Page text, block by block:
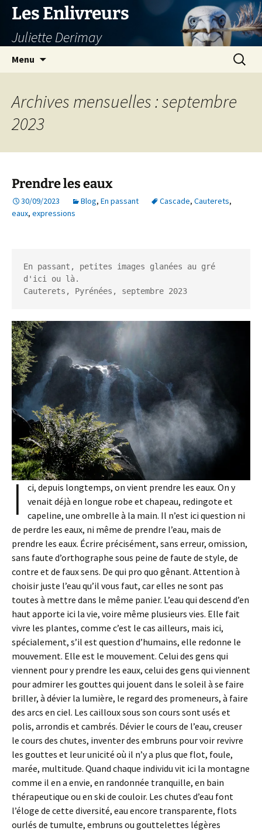
Aller
contenu
Les Enlivreurs
Juliette Derimay
Menu
Archives mensuelles : septembre
2023
Prendre les eaux
30/09/2023 Blog, En passant Cascade, Cauterets,
eaux, expressions
En passant, petites images glanées au gré
d'ici ou là.
Cauterets, Pyrénées, septembre 2023
I ci, depuis longtemps, on vient prendre les eaux. On y
venait déjà en longue robe et chapeau, redingote et
capeline, une ombrelle à la main. Il n’est ici question ni
de perdre les eaux, ni même de prendre l’eau, mais de
prendre les eaux. Écrire précisément, sans erreur, omission,
sans faute d’orthographe sous peine de faute de style, de
contre et de faux sens. De qui pro quo gênant. Attention à
choisir juste l’eau qu’il vous faut, car elles ne sont pas
toutes à mettre dans le même panier. L’eau qui descend d’en
haut apporte ici la vie, voire même plusieurs vies. Elle fait
vivre les plantes, comme c’est le cas ailleurs, mais ici,
spécialement, s’il est question d’humains, elle redonne le
mouvement. Elle est le mouvement. Celui des gens qui
viennent pour y prendre les eaux, celui des gens qui viennent
pour admirer les gouttes qui jouent dans le soleil à se faire
briller, à dévier la lumière, le regard des promeneurs, à faire
des arcs en ciel. Les cailloux sous son cours sont usés et
polis, arrondis et cambrés. Dévier le cours de l’eau, creuser
le cours des chutes, inventer des embruns pour voir revivre
les gouttes et leur unicité où il n’y a plus que flot, foule,
marée, multitude. Quand chaque individu vit ici la montagne
comme il en a envie, en randonnée tranquille, en bain
thérapeutique ou en ski de couloir. Les chutes d’eau font
l’éloge de cette diversité, eau encore transparente, flots
ourlés de tumulte, embruns ou gouttelettes légères